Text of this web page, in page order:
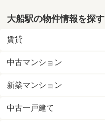
大船駅の物件情報を探す
賃貸
中古マンション
新築マンション
中古一戸建て